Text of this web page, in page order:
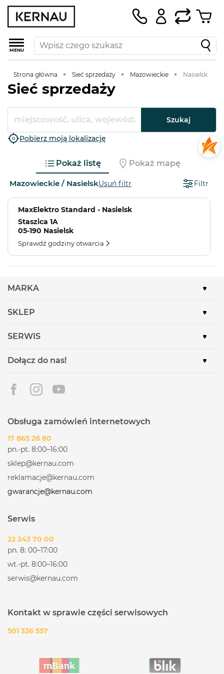
MENU
Strona główna Sieć sprzedaży Mazowieckie Nasielsk
Sieć sprzedaży
Szukaj
Pobierz moją lokalizację
Pokaż listę Pokaż mapę
Mazowieckie / NasielskUsuń filtr Filtr
MaxElektro Standard - Nasielsk
Staszica 1A
05-190 Nasielsk
Sprawdź godziny otwarcia
MARKA
SKLEP
SERWIS
Dołącz do nas!
Obsługa zamówień internetowych
17 865 26 80
pn.-pt. 8:00–16:00
sklep@kernau.com
reklamacje@kernau.com
gwarancje@kernau.com
Serwis
22 243 70 00
pn. 8: 00–17:00
wt.-pt. 8:00–16:00
serwis@kernau.com
Kontakt w sprawie części serwisowych
501 336 557